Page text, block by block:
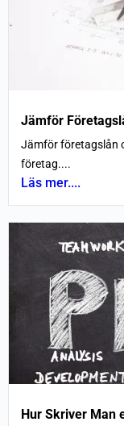
Jämför
Jämför företagslån
företag....
Läs mer....
Hur Skriver Man